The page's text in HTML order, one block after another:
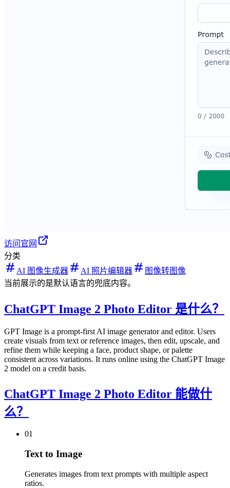
访问官网
分类
AI 图像生成器
AI 照片编辑器
图像转图像
当前展示的是默认语言的兜底内容。
ChatGPT Image 2 Photo Editor 是什么？
GPT Image is a prompt-first AI image generator and editor. Users
create visuals from text or reference images, then edit, upscale, and
refine them while keeping a face, product shape, or palette
consistent across variations. It runs online using the ChatGPT Image
2 model on a credit basis.
ChatGPT Image 2 Photo Editor 能做什
么？
01
Text to Image
Generates images from text prompts with multiple aspect
ratios.